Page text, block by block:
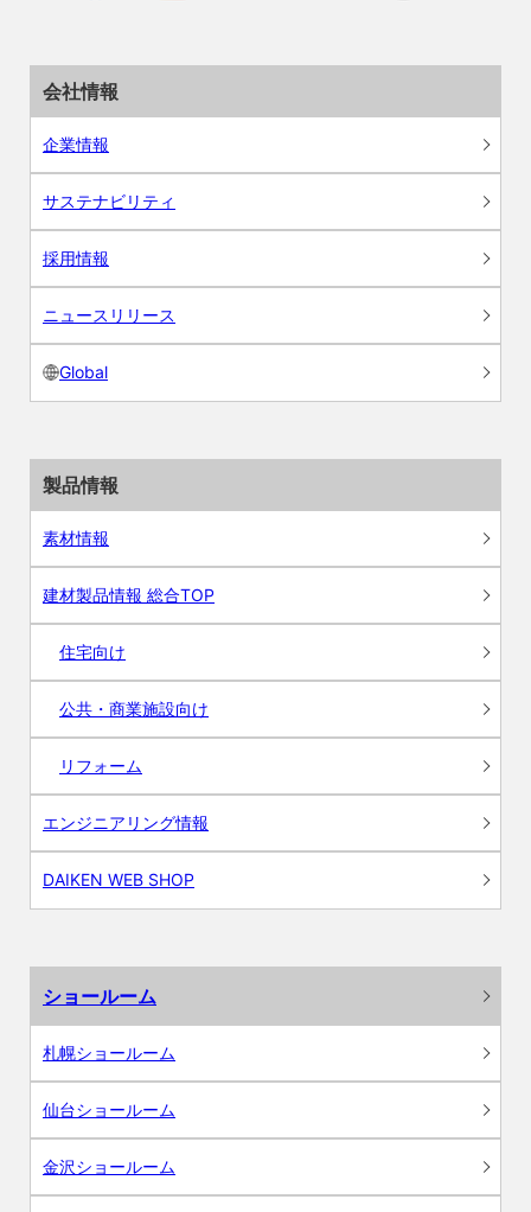
会社情報
企業情報
サステナビリティ
採用情報
ニュースリリース
Global
製品情報
素材情報
建材製品情報 総合TOP
住宅向け
公共・商業施設向け
リフォーム
エンジニアリング情報
DAIKEN WEB SHOP
ショールーム
札幌ショールーム
仙台ショールーム
金沢ショールーム